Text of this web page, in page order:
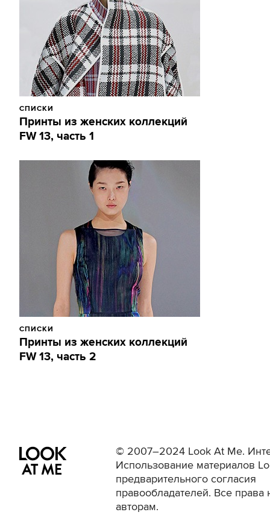
СПИСКИ
Принты из женских коллекций
FW 13, часть 1
СПИСКИ
Принты из женских коллекций
FW 13, часть 2
© 2007–2024 Look At Me.
Использование материалов
предварительного согласия
правообладателей. Все права
авторам.